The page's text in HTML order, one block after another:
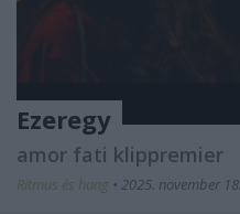
Ezeregy
amor fati klippremier
Ritmus és hang • 2025. november 18.